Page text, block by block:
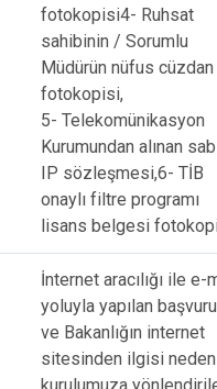
fotokopisi4- Ruhsat
sahibinin / Sorumlu
Müdürün nüfus cüzdan
fotokopisi,
5- Telekomünikasyon
Kurumundan alınan
IP sözleşmesi,6- TİB
onaylı filtre programı
lisans belgesi
İnternet aracılığı ile e-
yoluyla yapılan
ve Bakanlığın internet
sitesinden ilgisi